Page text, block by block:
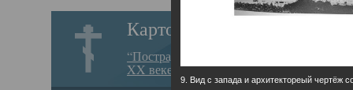
Картотека
“Пострадавшие за веру в
XX веке на Севере”
9. Вид с запада и архитектореый чертёж